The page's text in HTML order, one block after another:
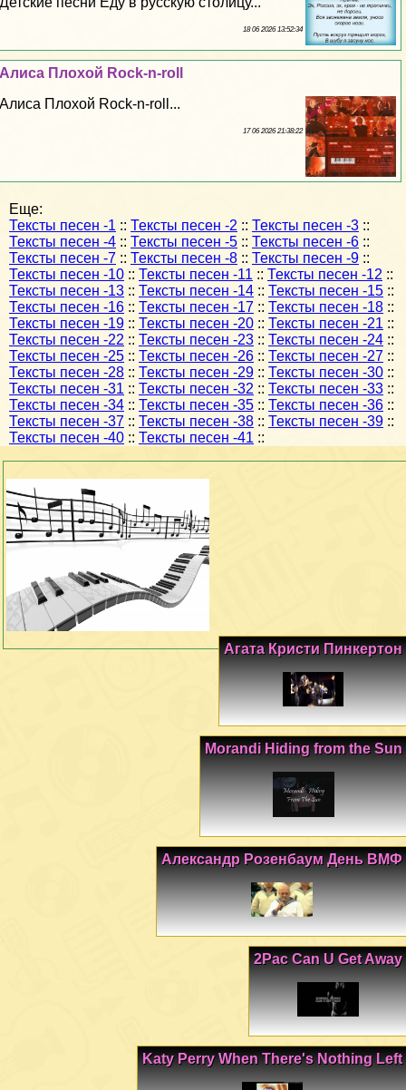
18 06 2026 13:52:34
Алиса Плохой Rock-n-roll
Алиса Плохой Rock-n-roll...
17 06 2026 21:38:22
Еще:
Тексты песен -1 :: Тексты песен -2 :: Тексты песен -3 ::
Тексты песен -4 :: Тексты песен -5 :: Тексты песен -6 ::
Тексты песен -7 :: Тексты песен -8 :: Тексты песен -9 ::
Тексты песен -10 :: Тексты песен -11 :: Тексты песен -12 ::
Тексты песен -13 :: Тексты песен -14 :: Тексты песен -15 ::
Тексты песен -16 :: Тексты песен -17 :: Тексты песен -18 ::
Тексты песен -19 :: Тексты песен -20 :: Тексты песен -21 ::
Тексты песен -22 :: Тексты песен -23 :: Тексты песен -24 ::
Тексты песен -25 :: Тексты песен -26 :: Тексты песен -27 ::
Тексты песен -28 :: Тексты песен -29 :: Тексты песен -30 ::
Тексты песен -31 :: Тексты песен -32 :: Тексты песен -33 ::
Тексты песен -34 :: Тексты песен -35 :: Тексты песен -36 ::
Тексты песен -37 :: Тексты песен -38 :: Тексты песен -39 ::
Тексты песен -40 :: Тексты песен -41 ::
Агата Кристи Пинкертон
Morandi Hiding from the Sun
Александр Розенбаум День ВМФ
2Pac Can U Get Away
Katy Perry When There's Nothing Left